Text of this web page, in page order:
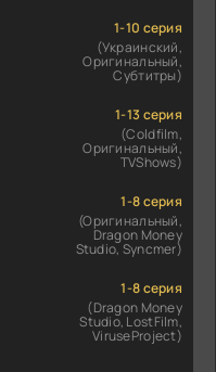
1-10 серия
(Украинский,
Оригинальный,
Субтитры)
1-13 серия
(Coldfilm,
Оригинальный,
TVShows)
1-8 серия
(Оригинальный,
Dragon Money
Studio, Syncmer)
1-8 серия
(Dragon Money
Studio, LostFilm,
ViruseProject)